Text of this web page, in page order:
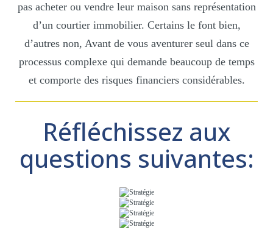
pas acheter ou vendre leur maison sans représentation
d’un courtier immobilier. Certains le font bien,
d’autres non, Avant de vous aventurer seul dans ce
processus complexe qui demande beaucoup de temps
et comporte des risques financiers considérables.
Réfléchissez aux
questions suivantes: